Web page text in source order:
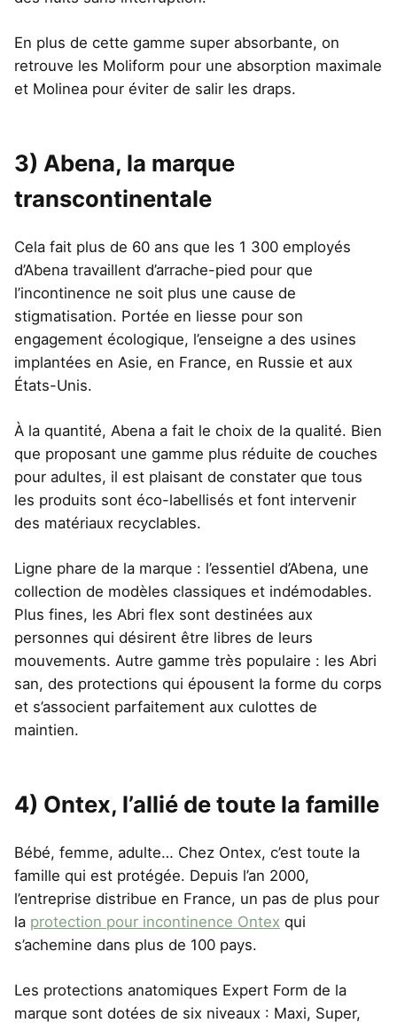
En plus de cette gamme super absorbante, on
retrouve les Moliform pour une absorption maximale
et Molinea pour éviter de salir les draps.
3) Abena, la marque
transcontinentale
Cela fait plus de 60 ans que les 1 300 employés
d’Abena travaillent d’arrache-pied pour que
l’incontinence ne soit plus une cause de
stigmatisation. Portée en liesse pour son
engagement écologique, l’enseigne a des usines
implantées en Asie, en France, en Russie et aux
États-Unis.
À la quantité, Abena a fait le choix de la qualité. Bien
que proposant une gamme plus réduite de couches
pour adultes, il est plaisant de constater que tous
les produits sont éco-labellisés et font intervenir
des matériaux recyclables.
Ligne phare de la marque : l’essentiel d’Abena, une
collection de modèles classiques et indémodables.
Plus fines, les Abri flex sont destinées aux
personnes qui désirent être libres de leurs
mouvements. Autre gamme très populaire : les Abri
san, des protections qui épousent la forme du corps
et s’associent parfaitement aux culottes de
maintien.
4) Ontex, l’allié de toute la famille
Bébé, femme, adulte… Chez Ontex, c’est toute la
famille qui est protégée. Depuis l’an 2000,
l’entreprise distribue en France, un pas de plus pour
la protection pour incontinence Ontex qui
s’achemine dans plus de 100 pays.
Les protections anatomiques Expert Form de la
marque sont dotées de six niveaux : Maxi, Super,